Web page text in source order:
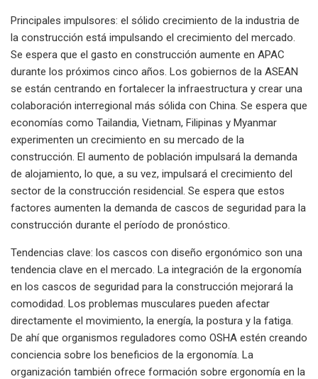
Principales impulsores: el sólido crecimiento de la industria de
la construcción está impulsando el crecimiento del mercado.
Se espera que el gasto en construcción aumente en APAC
durante los próximos cinco años. Los gobiernos de la ASEAN
se están centrando en fortalecer la infraestructura y crear una
colaboración interregional más sólida con China. Se espera que
economías como Tailandia, Vietnam, Filipinas y Myanmar
experimenten un crecimiento en su mercado de la
construcción. El aumento de población impulsará la demanda
de alojamiento, lo que, a su vez, impulsará el crecimiento del
sector de la construcción residencial. Se espera que estos
factores aumenten la demanda de cascos de seguridad para la
construcción durante el período de pronóstico.
Tendencias clave: los cascos con diseño ergonómico son una
tendencia clave en el mercado. La integración de la ergonomía
en los cascos de seguridad para la construcción mejorará la
comodidad. Los problemas musculares pueden afectar
directamente el movimiento, la energía, la postura y la fatiga.
De ahí que organismos reguladores como OSHA estén creando
conciencia sobre los beneficios de la ergonomía. La
organización también ofrece formación sobre ergonomía en la